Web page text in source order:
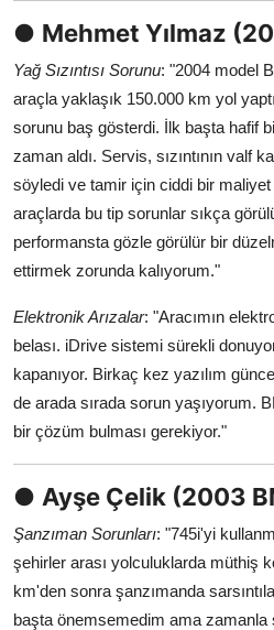
● Mehmet Yılmaz
Yağ Sızıntısı Sorunu: "2004 model
araçla yaklaşık 150.000 km yol
sorunu baş gösterdi. İlk başta hafif
zaman aldı. Servis, sızıntının valf
söyledi ve tamir için ciddi bir maliyet
araçlarda bu tip sorunlar sıkça
performansta gözle görülür bir
ettirmek zorunda kalıyorum."
Elektronik Arızalar: "Aracımın
belası. iDrive sistemi sürekli
kapanıyor. Birkaç kez yazılım
de arada sırada sorun yaşıyorum.
bir çözüm bulması gerekiyor."
● Ayşe Çelik (2003
Şanzıman Sorunları: "745i'yi
şehirler arası yolculuklarda müthiş
km'den sonra şanzımanda
başta önemsemedim ama zamanla